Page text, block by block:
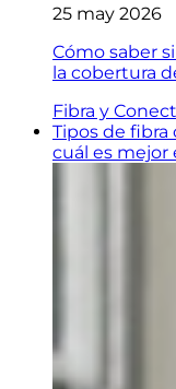
25 may 2026
Cómo saber
la cobertura
Fibra y
Tipos de fibra
cuál es mejor